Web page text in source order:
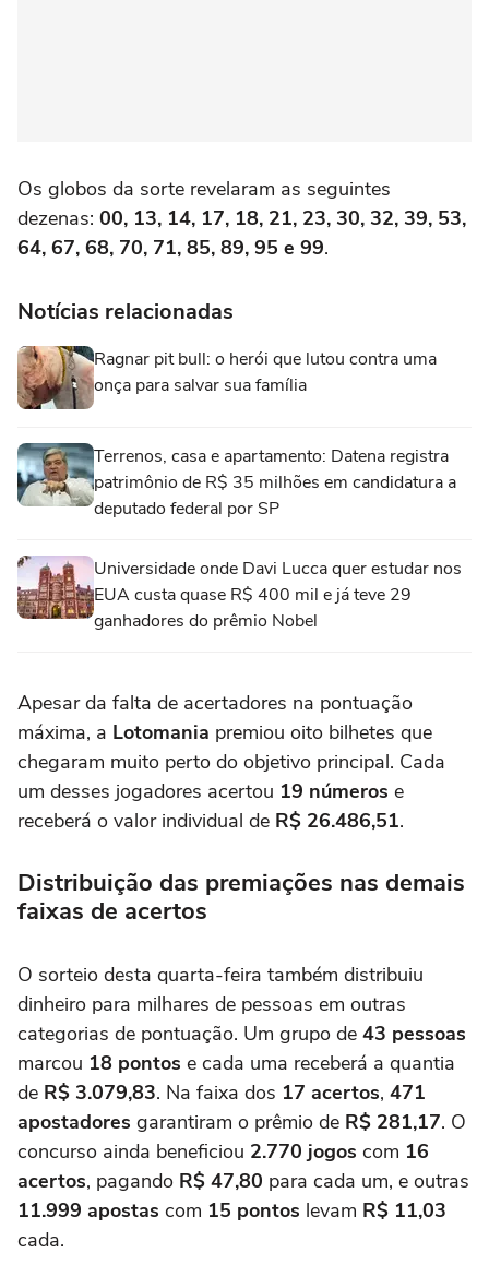
Os globos da sorte revelaram as seguintes
dezenas: 00, 13, 14, 17, 18, 21, 23, 30, 32, 39, 53,
64, 67, 68, 70, 71, 85, 89, 95 e 99.
Notícias relacionadas
Ragnar pit bull: o herói que lutou contra uma
onça para salvar sua família
Terrenos, casa e apartamento: Datena registra
patrimônio de R$ 35 milhões em candidatura a
deputado federal por SP
Universidade onde Davi Lucca quer estudar nos
EUA custa quase R$ 400 mil e já teve 29
ganhadores do prêmio Nobel
Apesar da falta de acertadores na pontuação
máxima, a Lotomania premiou oito bilhetes que
chegaram muito perto do objetivo principal. Cada
um desses jogadores acertou 19 números e
receberá o valor individual de R$ 26.486,51.
Distribuição das premiações nas demais
faixas de acertos
O sorteio desta quarta-feira também distribuiu
dinheiro para milhares de pessoas em outras
categorias de pontuação. Um grupo de 43 pessoas
marcou 18 pontos e cada uma receberá a quantia
de R$ 3.079,83. Na faixa dos 17 acertos, 471
apostadores garantiram o prêmio de R$ 281,17. O
concurso ainda beneficiou 2.770 jogos com 16
acertos, pagando R$ 47,80 para cada um, e outras
11.999 apostas com 15 pontos levam R$ 11,03
cada.